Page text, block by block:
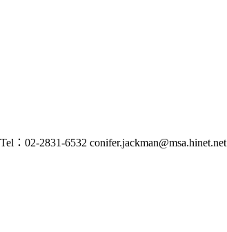
02-2831-6532 conifer.jackman@msa.hinet.net